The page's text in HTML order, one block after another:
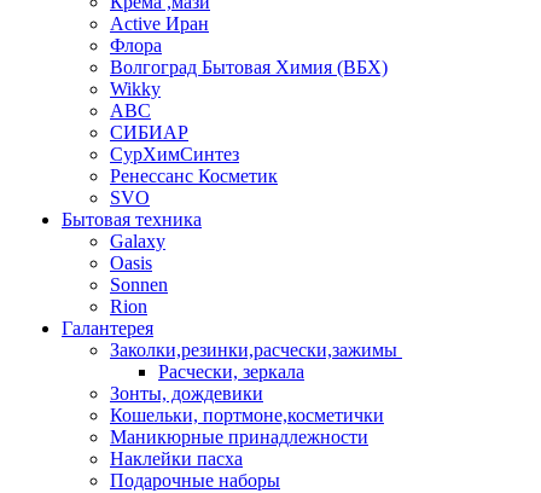
Аctive Иран
Флора
Волгоград Бытовая Химия (ВБХ)
Wikky
АВС
СИБИАР
СурХимСинтез
Ренессанс Косметик
SVO
Бытовая техника
Galaxy
Oasis
Sonnen
Rion
Галантерея
Заколки,резинки,расчески,зажимы
Расчески, зеркала
Зонты, дождевики
Кошельки, портмоне,косметички
Маникюрные принадлежности
Наклейки пасха
Подарочные наборы